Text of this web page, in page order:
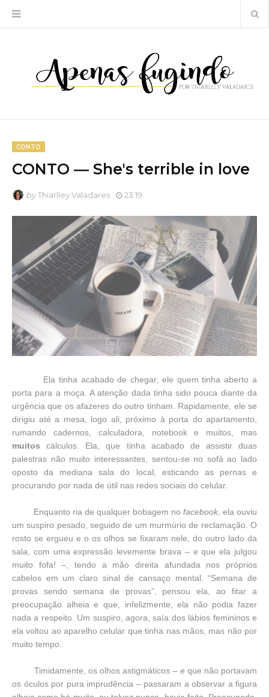
CONTO
CONTO ― She's terrible in love
byThiarlley Valadares 23:19
Ela tinha acabado de chegar, ele quem tinha aberto a
porta para a moça. A atenção dada tinha sido pouca diante da
urgência que os afazeres do outro tinham. Rapidamente, ele se
dirigiu até a mesa, logo ali, próximo à porta do apartamento,
rumando cadernos, calculadora, notebook e muitos, mas
muitos cálculos. Ela, que tinha acabado de assistir duas
palestras não muito interessantes, sentou-se no sofá ao lado
oposto da mediana sala do local, esticando as pernas e
procurando por nada de útil nas redes sociais do celular.
Enquanto ria de qualquer bobagem no facebook , ela ouviu
um suspiro pesado, seguido de um murmúrio de reclamação. O
rosto se ergueu e o os olhos se fixaram nele, do outro lado da
sala, com uma expressão levemente brava – e que ela julgou
muito fofa! –, tendo a mão direita afundada nos próprios
cabelos em um claro sinal de cansaço mental. “Semana de
provas sendo semana de provas”, pensou ela, ao fitar a
preocupação alheia e que, infelizmente, ela não podia fazer
nada a respeito. Um suspiro, agora, saía dos lábios femininos e
ela voltou ao aparelho celular que tinha nas mãos, mas não por
muito tempo.
Timidamente, os olhos astigmáticos – e que não portavam
os óculos por pura imprudência – passaram a observar a figura